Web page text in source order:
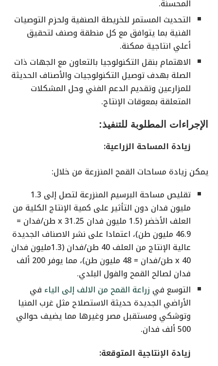
المحسنة.
التحديث المستمر للخريطة الصنفية ولحزم التوصيات
الفنية بما يتوافق مع كل منطقة وصنف لتحقيق
أعلي انتاجية ممكنة.
الاهتمام بنقل التكنولوجيا بالتعاون مع الجهات ذات
الصلة بهدف توصيل التكنولوجيات والأصناف الحديثة
للمزارعين وتقديم الدعم الفني وحل المشكلات
المتعلقة بمعوقات الإنتاج.
الإجراءات المطلوبة للتنفيذ:
‌زيادة المساحة الزراعية:
يمكن زيادة مساحات القمح المنزرعة من خلال:
تقليص مساحة البرسيم المنزرعة لتصل إلى 1.3
مليون فدان دون التأثير على كمية الإنتاج الكلية من
العلف الأخضر (1.5 مليون فدان x 31.25 طن/فدان =
46.9 مليون طن)، اعتمادا على نشر الاصناف الجديدة
عالية الإنتاج من العلف 40 طن/فدان (1.3مليون فدان
x 40 طن/فدان = 48 مليون طن)، مما يوفر 200 ألف
فدان لصالح القمح والفول البلدي.
التوسع في زراعة القمح من الالف إلى الياء في
الأراضي الجديدة حديثة الاستصلاح مثل غرب المنيا
وتوشكي ومستقبل مصر وغيرها مما يضيف حوالي
500 ألف فدان.
زيادة الإنتاجية المتوقعة: